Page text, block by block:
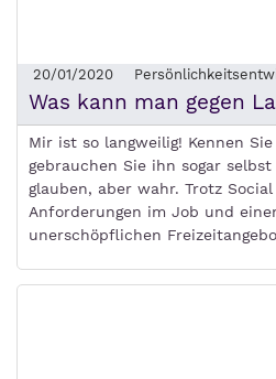
20/01/2020
Was kann man gegen
Mir ist so langweilig! Kennen
gebrauchen Sie ihn sogar
glauben, aber wahr. Trotz
Anforderungen im Job und
unerschöpflichen